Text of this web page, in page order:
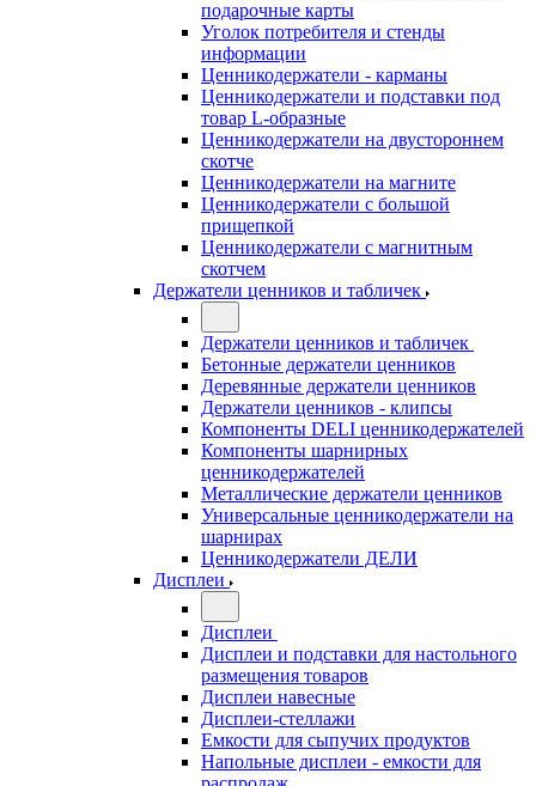
подарочные карты
Уголок потребителя и стенды
информации
Ценникодержатели - карманы
Ценникодержатели и подставки под
товар L-образные
Ценникодержатели на двустороннем
скотче
Ценникодержатели на магните
Ценникодержатели с большой
прищепкой
Ценникодержатели с магнитным
скотчем
Держатели ценников и табличек
Держатели ценников и табличек
Бетонные держатели ценников
Деревянные держатели ценников
Держатели ценников - клипсы
Компоненты DELI ценникодержателей
Компоненты шарнирных
ценникодержателей
Металлические держатели ценников
Универсальные ценникодержатели на
шарнирах
Ценникодержатели ДЕЛИ
Дисплеи
Дисплеи
Дисплеи и подставки для настольного
размещения товаров
Дисплеи навесные
Дисплеи-стеллажи
Емкости для сыпучих продуктов
Напольные дисплеи - емкости для